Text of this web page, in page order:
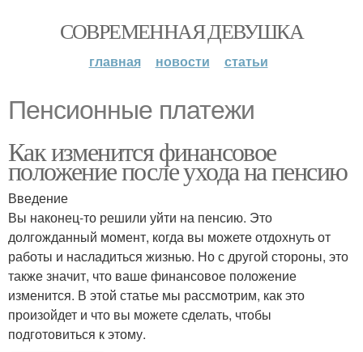
СОВРЕМЕННАЯ ДЕВУШКА
главная новости статьи
Пенсионные платежи
Как изменится финансовое
положение после ухода на пенсию
Введение
Вы наконец-то решили уйти на пенсию. Это
долгожданный момент, когда вы можете отдохнуть от
работы и насладиться жизнью. Но с другой стороны, это
также значит, что ваше финансовое положение
изменится. В этой статье мы рассмотрим, как это
произойдет и что вы можете сделать, чтобы
подготовиться к этому.